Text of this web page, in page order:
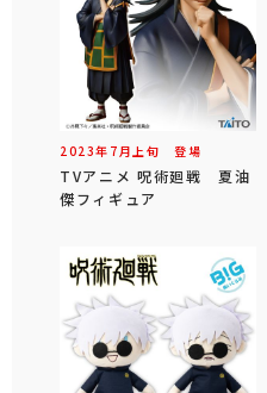
2023年 7 月 上旬 登場
TVアニメ 呪術廻戦 夏油
傑フィギュア